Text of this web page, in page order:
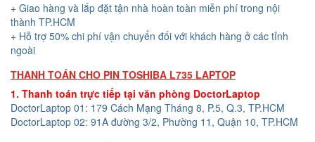
+ Giao hàng và lắp đặt tận nhà hoàn toàn miễn phí trong nội
thành TP.HCM
+ Hỗ trợ 50% chi phí vận chuyển đối với khách hàng ở các tỉnh
ngoài
THANH TOÁN CHO PIN TOSHIBA L735 LAPTOP
1. Thanh toán trực tiếp tại văn phòng DoctorLaptop
DoctorLaptop 01: 179 Cách Mạng Tháng 8, P.5, Q.3, TP.HCM
DoctorLaptop 02: 91A đường 3/2, Phường 11, Quận 10, TP.HCM